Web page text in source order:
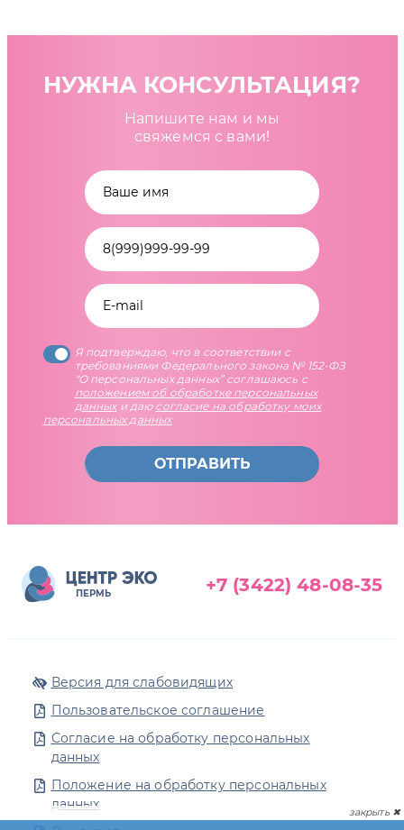
НУЖНА КОНСУЛЬТАЦИЯ?
Напишите нам и мы
свяжемся с вами!
Я подтверждаю, что в соответствии с
требованиями Федерального закона № 152-ФЗ
"О персональных данных” соглашаюсь с
положением об обработке персональных
данныхи даю согласие на обработку моих
персональных данных
ОТПРАВИТЬ
ПЕРМЬ +7 (3422) 48-08-35
Версия для слабовидящих
Пользовательское соглашение
Согласие на обработку персональных
данных
Положение на обработку персональных
данных